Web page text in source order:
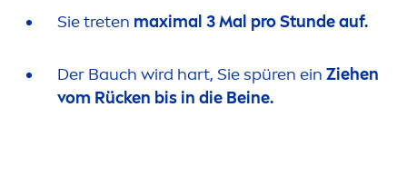
Sie treten maximal 3 Mal pro Stunde auf.
Der Bauch wird hart, Sie spüren ein Ziehen
vom Rücken bis in die Beine.